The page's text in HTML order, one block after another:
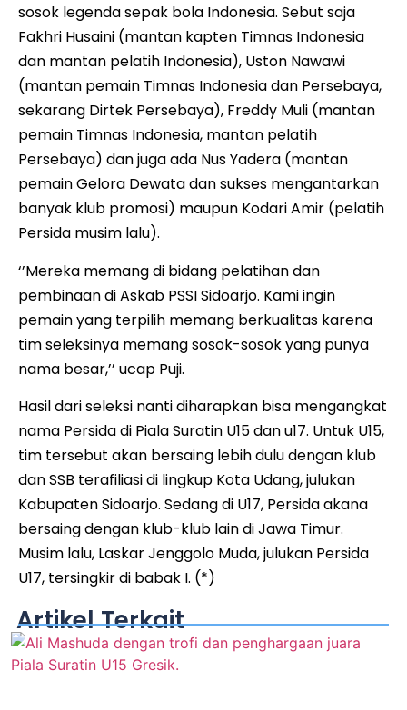
sosok legenda sepak bola Indonesia. Sebut saja
Fakhri Husaini (mantan kapten Timnas Indonesia
dan mantan pelatih Indonesia), Uston Nawawi
(mantan pemain Timnas Indonesia dan Persebaya,
sekarang Dirtek Persebaya), Freddy Muli (mantan
pemain Timnas Indonesia, mantan pelatih
Persebaya) dan juga ada Nus Yadera (mantan
pemain Gelora Dewata dan sukses mengantarkan
banyak klub promosi) maupun Kodari Amir (pelatih
Persida musim lalu).
‘’Mereka memang di bidang pelatihan dan
pembinaan di Askab PSSI Sidoarjo. Kami ingin
pemain yang terpilih memang berkualitas karena
tim seleksinya memang sosok-sosok yang punya
nama besar,’’ ucap Puji.
Hasil dari seleksi nanti diharapkan bisa mengangkat
nama Persida di Piala Suratin U15 dan u17. Untuk U15,
tim tersebut akan bersaing lebih dulu dengan klub
dan SSB terafiliasi di lingkup Kota Udang, julukan
Kabupaten Sidoarjo. Sedang di U17, Persida akana
bersaing dengan klub-klub lain di Jawa Timur.
Musim lalu, Laskar Jenggolo Muda, julukan Persida
U17, tersingkir di babak I. (*)
Artikel Terkait